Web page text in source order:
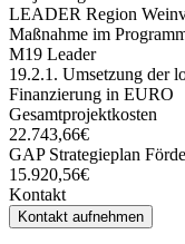
LEADER Region
Maßnahme im
M19 Leader
19.2.1. Umsetzung der
Finanzierung in EURO
Gesamtprojektkosten
22.743,66€
GAP Strategieplan
15.920,56€
Kontakt
Kontakt aufnehmen